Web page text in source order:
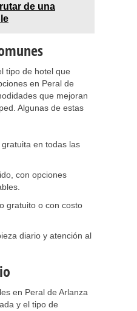
de una
tipo de hotel que
en Peral de
que mejoran
Algunas de estas
en todas las
con opciones
gratuito o con costo
diario y atención al
en Peral de Arlanza
y el tipo de